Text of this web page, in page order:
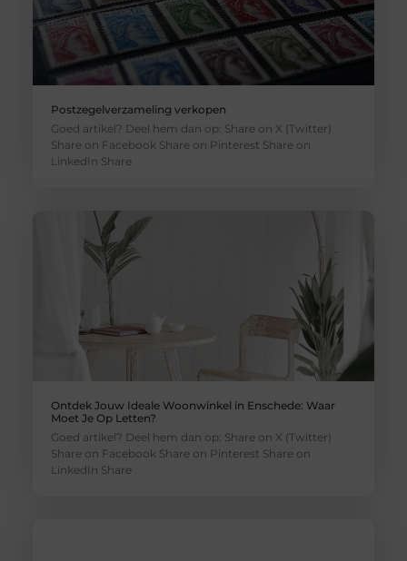
Postzegelverzameling verkopen
Goed artikel? Deel hem dan op: Share on X (Twitter)
Share on Facebook Share on Pinterest Share on
LinkedIn Share
Ontdek Jouw Ideale Woonwinkel in Enschede: Waar
Moet Je Op Letten?
Goed artikel? Deel hem dan op: Share on X (Twitter)
Share on Facebook Share on Pinterest Share on
LinkedIn Share